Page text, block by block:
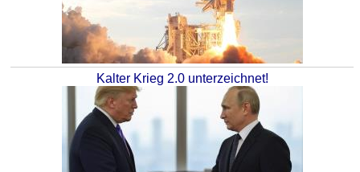
Kalter Krieg 2.0 unterzeichnet!